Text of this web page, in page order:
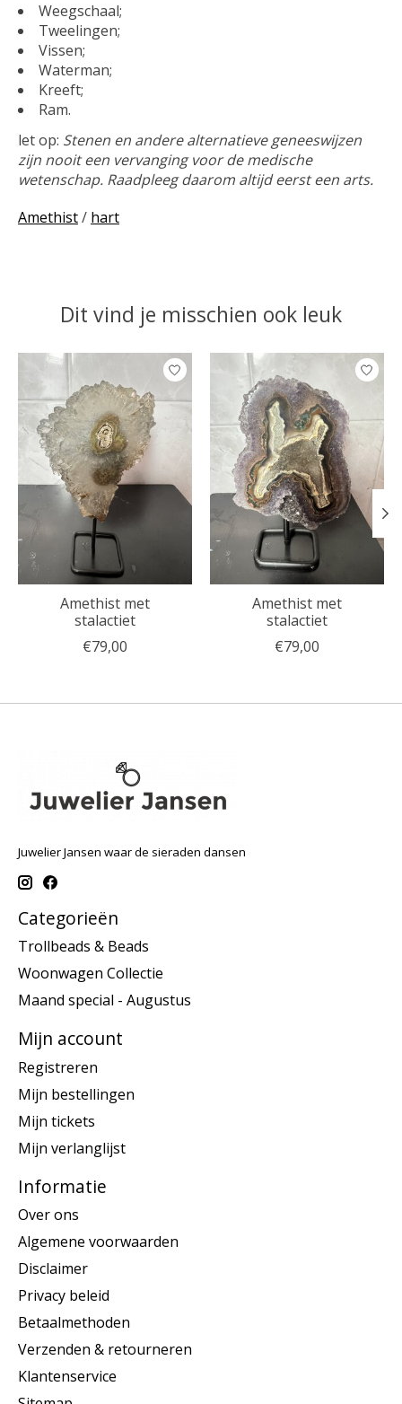
Weegschaal;
Tweelingen;
Vissen;
Waterman;
Kreeft;
Ram.
let op: Stenen en andere alternatieve geneeswijzen
zijn nooit een vervanging voor de medische
wetenschap. Raadpleeg daarom altijd eerst een arts.
Amethist/ hart
Dit vind je misschien ook leuk
Items van productcarrousel
Amethist met
stalactiet
€79,00
Amethist met
stalactiet
€79,00
Juwelier Jansen waar de sieraden dansen
Categorieën
Trollbeads & Beads
Woonwagen Collectie
Maand special - Augustus
Mijn account
Registreren
Mijn bestellingen
Mijn tickets
Mijn verlanglijst
Informatie
Over ons
Algemene voorwaarden
Disclaimer
Privacy beleid
Betaalmethoden
Verzenden & retourneren
Klantenservice